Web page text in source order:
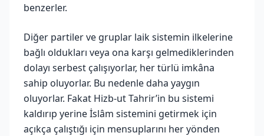
benzerler.
Diğer partiler ve gruplar laik sistemin ilkelerine
bağlı oldukları veya ona karşı gelmediklerinden
dolayı serbest çalışıyorlar, her türlü imkâna
sahip oluyorlar. Bu nedenle daha yaygın
oluyorlar. Fakat Hizb-ut Tahrir’in bu sistemi
kaldırıp yerine İslâm sistemini getirmek için
açıkça çalıştığı için mensuplarını her yönden